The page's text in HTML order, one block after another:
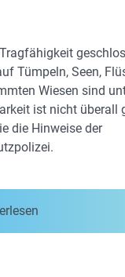
Tümpeln, Seen,
Wiesen sind
ist nicht überall
die Hinweise der